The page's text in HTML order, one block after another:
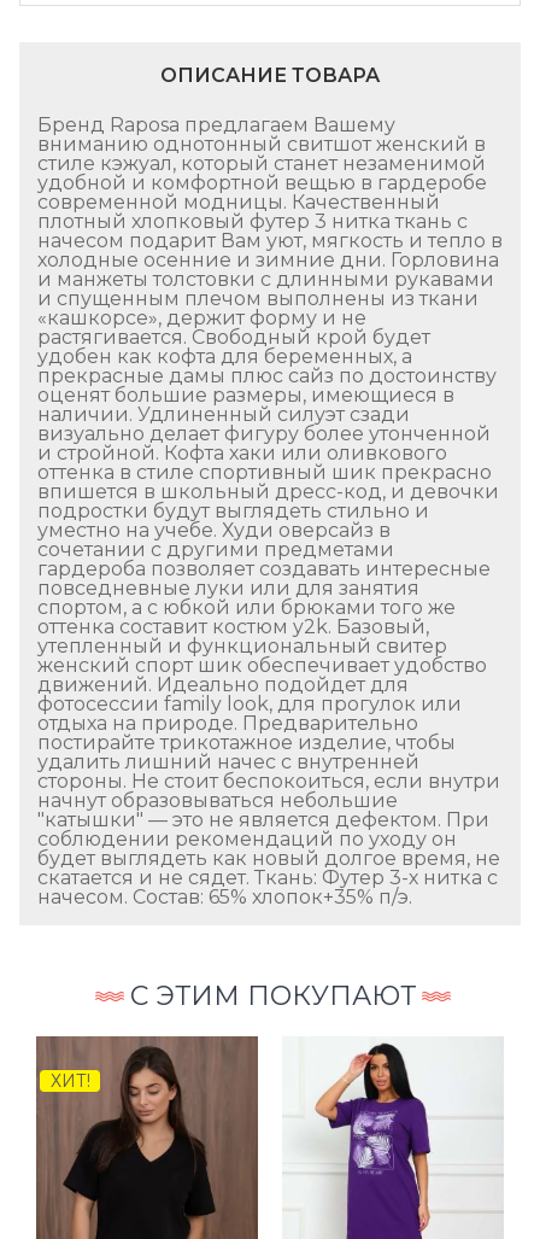
ОПИСАНИЕ ТОВАРА
Бренд Raposa предлагаем Вашему
вниманию однотонный свитшот женский в
стиле кэжуал, который станет незаменимой
удобной и комфортной вещью в гардеробе
современной модницы. Качественный
плотный хлопковый футер 3 нитка ткань с
начесом подарит Вам уют, мягкость и тепло в
холодные осенние и зимние дни. Горловина
и манжеты толстовки с длинными рукавами
и спущенным плечом выполнены из ткани
«кашкорсе», держит форму и не
растягивается. Свободный крой будет
удобен как кофта для беременных, а
прекрасные дамы плюс сайз по достоинству
оценят большие размеры, имеющиеся в
наличии. Удлиненный силуэт сзади
визуально делает фигуру более утонченной
и стройной. Кофта хаки или оливкового
оттенка в стиле спортивный шик прекрасно
впишется в школьный дресс-код, и девочки
подростки будут выглядеть стильно и
уместно на учебе. Худи оверсайз в
сочетании с другими предметами
гардероба позволяет создавать интересные
повседневные луки или для занятия
спортом, а с юбкой или брюками того же
оттенка составит костюм y2k. Базовый,
утепленный и функциональный свитер
женский спорт шик обеспечивает удобство
движений. Идеально подойдет для
фотосессии family look, для прогулок или
отдыха на природе. Предварительно
постирайте трикотажное изделие, чтобы
удалить лишний начес с внутренней
стороны. Не стоит беспокоиться, если внутри
начнут образовываться небольшие
"катышки" — это не является дефектом. При
соблюдении рекомендаций по уходу он
будет выглядеть как новый долгое время, не
скатается и не сядет. Ткань: Футер 3-х нитка с
начесом. Состав: 65% хлопок+35% п/э.
С ЭТИМ ПОКУПАЮТ
ХИТ!